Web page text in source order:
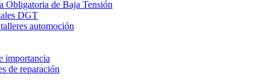
Obligatoria de Baja Tensión
DGT
automoción
importancia
de reparación